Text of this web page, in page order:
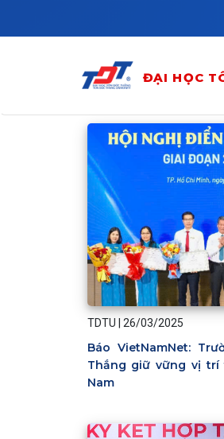
ĐẠI HỌC
TDTU 26/03/2025
Báo VietNamNet:
Thắng giữ vững vị
Nam